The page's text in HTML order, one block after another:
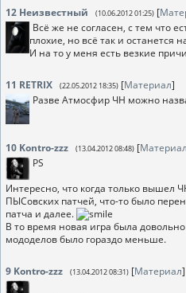
12 Неизвестный (10.06.2012 01:25) [
Всё же не согласен, с тем что
плохие, но всё так и останется
И на то у меня есть везкие
11 RETRIX (22.05.2012 18:35) [Материал]
Разве Атмосфир ЧН можно
10 Kontro-zzz (13.04.2012 08:48) [Материал
PS
Интересно, что когда только вышел
ПЫСовских патчей, что-то было
патча и далее.
В то время новая игра была
мододелов было гораздо меньше.
9 Kontro-zzz (13.04.2012 08:31) [Материал]